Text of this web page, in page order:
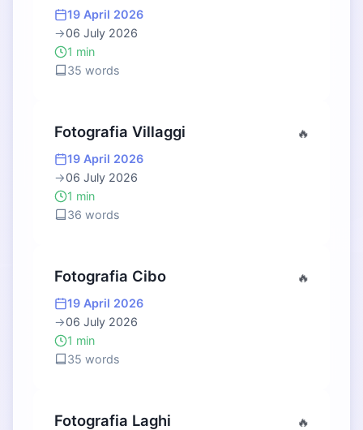
19 April 2026
→06 July 2026
1 min
35 words
Fotografia Villaggi 🔥
19 April 2026
→06 July 2026
1 min
36 words
Fotografia Cibo 🔥
19 April 2026
→06 July 2026
1 min
35 words
Fotografia Laghi 🔥